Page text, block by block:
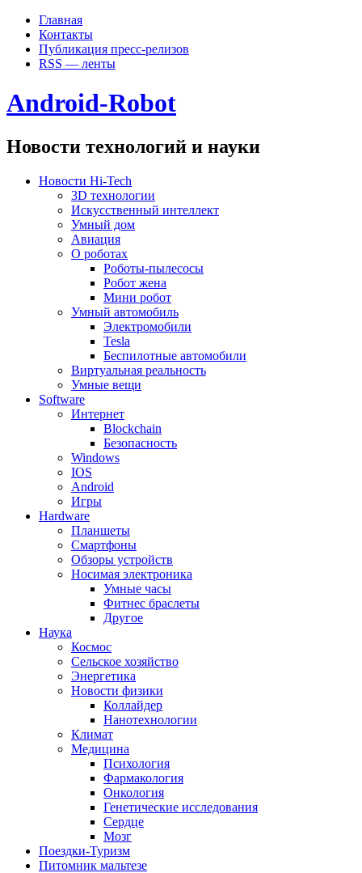
Главная
Контакты
Публикация пресс-релизов
RSS — ленты
Android-Robot
Новости технологий и науки
Новости Hi-Tech
3D технологии
Искусственный интеллект
Умный дом
Авиация
О роботах
Роботы-пылесосы
Робот жена
Мини робот
Умный автомобиль
Электромобили
Tesla
Беспилотные автомобили
Виртуальная реальность
Умные вещи
Software
Интернет
Blockchain
Безопасность
Windows
IOS
Android
Игры
Hardware
Планшеты
Смартфоны
Обзоры устройств
Носимая электроника
Умные часы
Фитнес браслеты
Другое
Наука
Космос
Сельское хозяйство
Энергетика
Новости физики
Коллайдер
Нанотехнологии
Климат
Медицина
Психология
Фармакология
Онкология
Генетические исследования
Сердце
Мозг
Поездки-Туризм
Питомник мальтезе